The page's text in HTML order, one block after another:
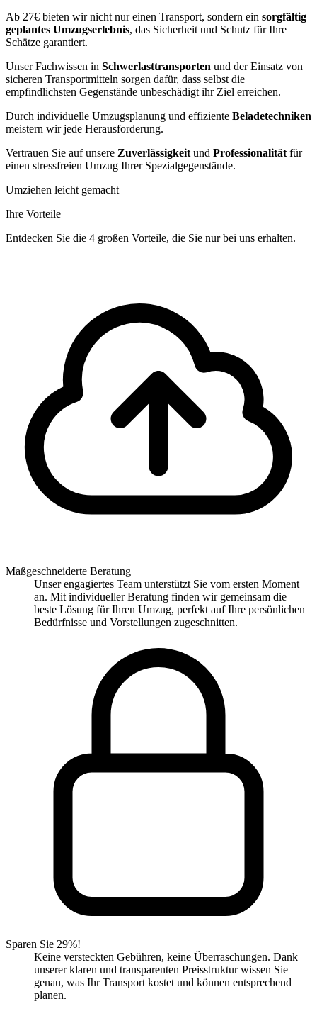
Ab 27€ bieten wir nicht nur einen Transport, sondern ein sorgfältig
geplantes Umzugserlebnis, das Sicherheit und Schutz für Ihre
Schätze garantiert.
Unser Fachwissen in Schwerlasttransporten und der Einsatz von
sicheren Transportmitteln sorgen dafür, dass selbst die
empfindlichsten Gegenstände unbeschädigt ihr Ziel erreichen.
Durch individuelle Umzugsplanung und effiziente Beladetechniken
meistern wir jede Herausforderung.
Vertrauen Sie auf unsere Zuverlässigkeit und Professionalität für
einen stressfreien Umzug Ihrer Spezialgegenstände.
Umziehen leicht gemacht
Ihre Vorteile
Entdecken Sie die 4 großen Vorteile, die Sie nur bei uns erhalten.
Maßgeschneiderte Beratung
Unser engagiertes Team unterstützt Sie vom ersten Moment
an. Mit individueller Beratung finden wir gemeinsam die
beste Lösung für Ihren Umzug, perfekt auf Ihre persönlichen
Bedürfnisse und Vorstellungen zugeschnitten.
Sparen Sie 29%!
Keine versteckten Gebühren, keine Überraschungen. Dank
unserer klaren und transparenten Preisstruktur wissen Sie
genau, was Ihr Transport kostet und können entsprechend
planen.